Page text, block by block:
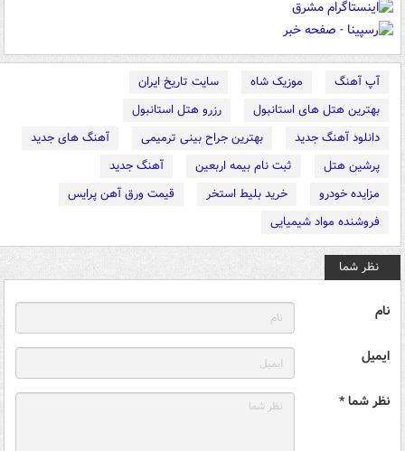
آپ آهنگ موزیک شاه
سایت تاریخ ایران
بهترین هتل های استانبول
رزرو هتل استانبول
دانلود آهنگ جدید
بهترین جراح بینی ترمیمی
آهنگ های جدید
پرشین هتل
ثبت نام بیمه اربعین
آهنگ جدید
مزایده خودرو
خرید بلیط استخر
قیمت ورق آهن پرایس
فروشنده مواد شیمیایی
نظر شما
نام
ایمیل
نظر شما *